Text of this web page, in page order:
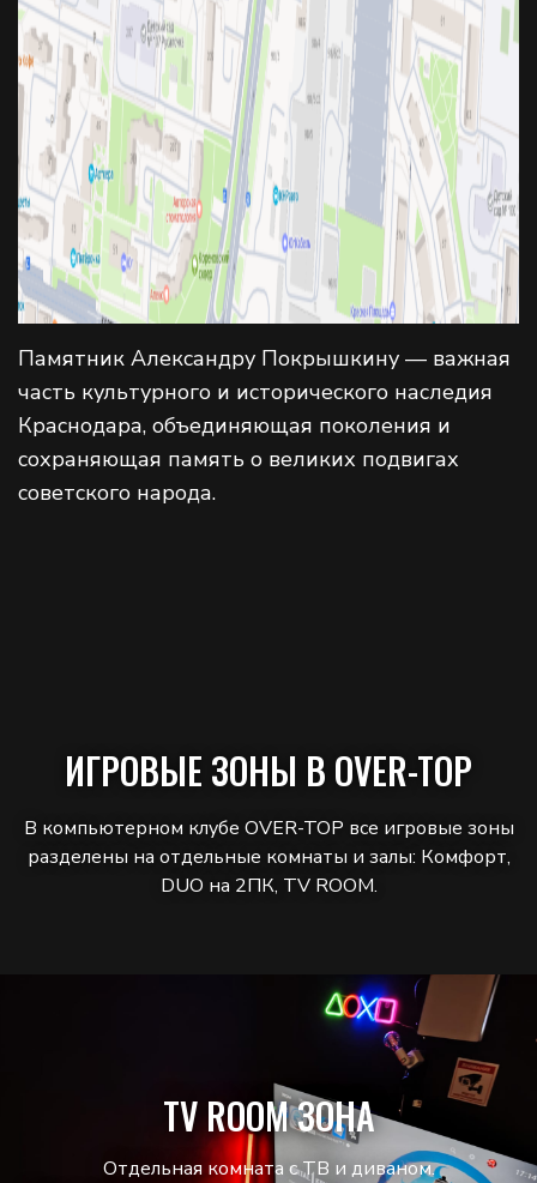
Памятник Александру Покрышкину — важная
часть культурного и исторического наследия
Краснодара, объединяющая поколения и
сохраняющая память о великих подвигах
советского народа.
ИГРОВЫЕ ЗОНЫ В OVER-TOP
В компьютерном клубе OVER-TOP все игровые зоны
разделены на отдельные комнаты и залы: Комфорт,
DUO на 2ПК, TV ROOM.
TV ROOM ЗОНА
Отдельная комната с ТВ и диваном.